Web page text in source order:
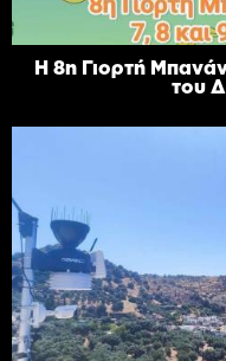
Η 8η Γιορτή
του